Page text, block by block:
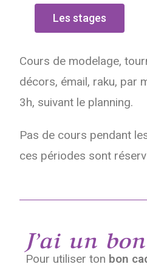
Les stages
Cours de modelage,
décors, émail, raku, par
3h, suivant le planning.
Pas de cours pendant
ces périodes sont
J’ai un
Pour utiliser ton bon